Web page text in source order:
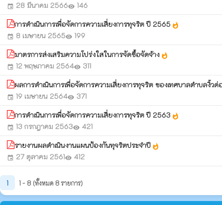
event 28 มีนาคม 2566visibility 146
การดำเนินการเพื่อจัดการความเสี่ยงการทุจริต ปี 2565 whatshot
event 8 เมษายน 2565visibility 199
มาตรการส่งเสริมความโปร่งใสในการจัดซื้อจัดจ้าง whatshot
event 12 พฤษภาคม 2564visibility 311
ผลการดำเนินการเพื่อจัดการความเสี่ยงการทุจริต ของเทศบาลตำบลงิ้
event 19 เมษายน 2564visibility 371
การดำเนินการเพื่อจัดการความเสี่ยงการทุจริต ปี 2563 whatshot
event 13 กรกฎาคม 2563visibility 421
รายงานผลดำเนินงานแผนป้องกันทุจริตประจำปี whatshot
event 27 ตุลาคม 2561visibility 412
1 1 - 8 (ทั้งหมด 8 รายการ)